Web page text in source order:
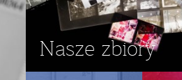
Nasze zbiory